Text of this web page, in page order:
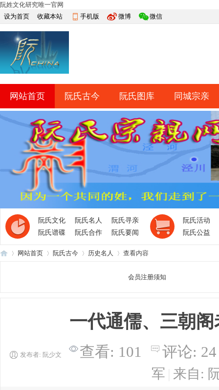
阮姓文化研究唯一官网
设为首页
收藏本站 手机版 微博 微信
快捷导航
网站首页 阮氏古今 阮氏图库 同城宗亲
网上祭祀 排行榜 导读
阮氏文化 阮氏名人
阮氏寻亲
阮氏谱碟
阮氏合作 阮氏要闻
阮氏活动
阮氏公益
网站首页 阮氏古今 历史名人 查看内容
会员注册须知
一代通儒、三朝
发布者: 阮少文 查看: 101 评论: 24
军 来自: